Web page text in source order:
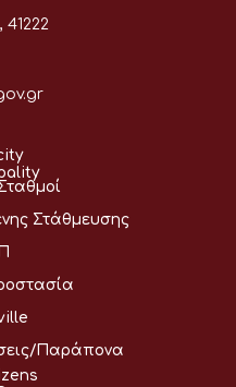
Στάθμευσης
Παράπονα